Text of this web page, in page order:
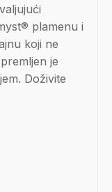
plamenu i
koji ne
je
Doživite